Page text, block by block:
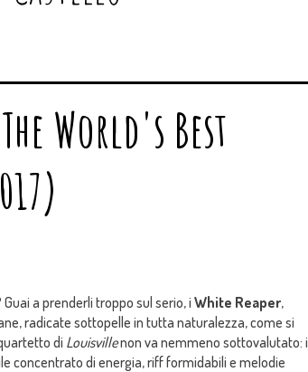
World's Best
Guai a prenderli troppo sul serio, iWhite Reaper,
radicate sottopelle in tutta naturalezza, come si
di Louisvillenon va nemmeno sottovalutato: il
concentrato di energia, riff formidabili e melodie